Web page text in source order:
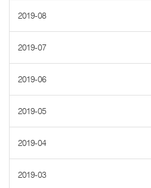
2019-08
2019-07
2019-06
2019-05
2019-04
2019-03